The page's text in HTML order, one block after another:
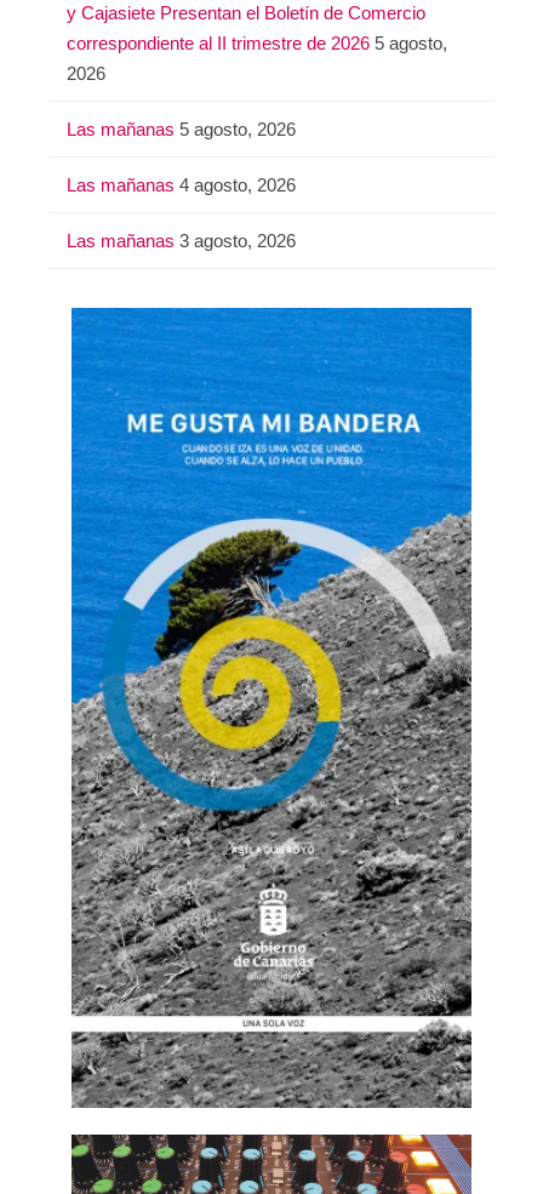
y Cajasiete Presentan el Boletín de Comercio
correspondiente al II trimestre de 2026 5 agosto,
2026
Las mañanas 5 agosto, 2026
Las mañanas 4 agosto, 2026
Las mañanas 3 agosto, 2026